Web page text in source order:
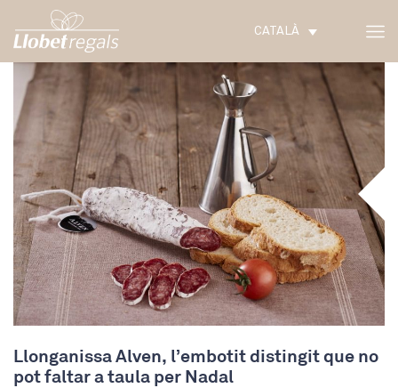
CATALÀ
Llonganissa Alven, l’embotit distingit que no
pot faltar a taula per Nadal